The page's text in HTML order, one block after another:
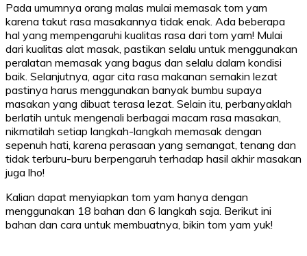
Pada umumnya orang malas mulai memasak tom yam
karena takut rasa masakannya tidak enak. Ada beberapa
hal yang mempengaruhi kualitas rasa dari tom yam! Mulai
dari kualitas alat masak, pastikan selalu untuk menggunakan
peralatan memasak yang bagus dan selalu dalam kondisi
baik. Selanjutnya, agar cita rasa makanan semakin lezat
pastinya harus menggunakan banyak bumbu supaya
masakan yang dibuat terasa lezat. Selain itu, perbanyaklah
berlatih untuk mengenali berbagai macam rasa masakan,
nikmatilah setiap langkah-langkah memasak dengan
sepenuh hati, karena perasaan yang semangat, tenang dan
tidak terburu-buru berpengaruh terhadap hasil akhir masakan
juga lho!
Kalian dapat menyiapkan tom yam hanya dengan
menggunakan 18 bahan dan 6 langkah saja. Berikut ini
bahan dan cara untuk membuatnya, bikin tom yam yuk!